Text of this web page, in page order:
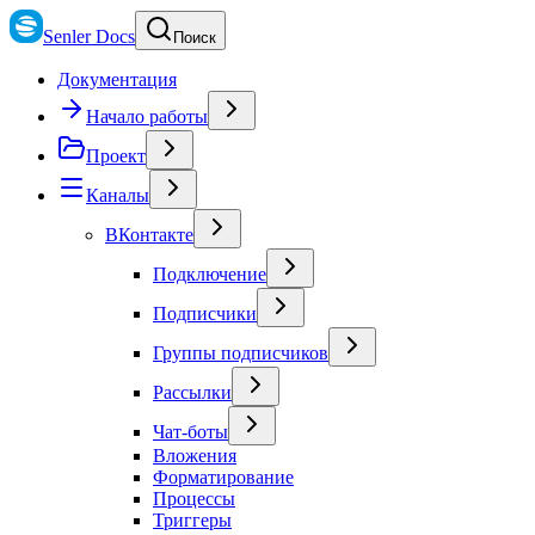
Senler Docs Поиск
Документация
Начало работы
Проект
Каналы
ВКонтакте
Подключение
Подписчики
Группы подписчиков
Рассылки
Чат-боты
Вложения
Форматирование
Процессы
Триггеры